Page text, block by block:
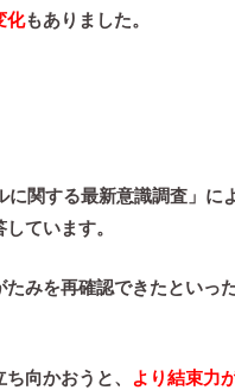
化もありました。
関する最新意識調査」に
しています。
みを再確認できたといっ
向かおうと、
より結束力